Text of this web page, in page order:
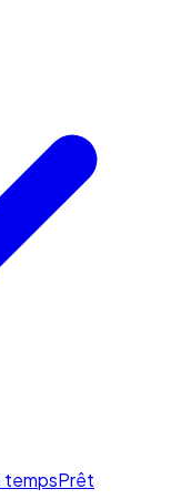
tempsPrêt